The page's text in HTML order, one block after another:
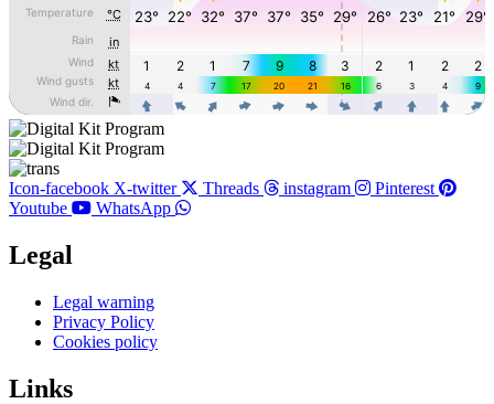
Icon-facebook X-twitter Threads instagram
Pinterest
Youtube
WhatsApp
Legal
Main
Menu
Legal warning
Privacy Policy
Cookies policy
Links